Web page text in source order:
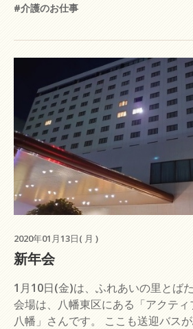
#介護のお仕事
2020年01月13日( 月 )
新年会
1月10日(金)は、ふれあいの里とば
会場は、八幡東区にある「アクテ
八幡」さんです。 ここも送迎バス